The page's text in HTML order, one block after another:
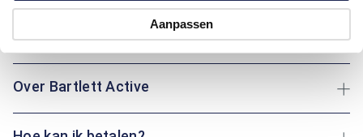
Aanpassen
Maatinformatie
Over Bartlett Active